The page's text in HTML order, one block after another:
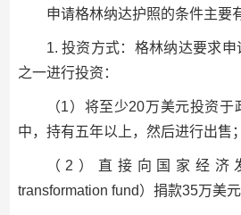
申请格林纳达护照的条件主要
1. 投资方式：格林纳达要求
之一进行投资：
（1）将至少20万美元投资
中，持有五年以上，然后进行出售；
（2）直接向国家经济
transformation fund）捐款35万美元